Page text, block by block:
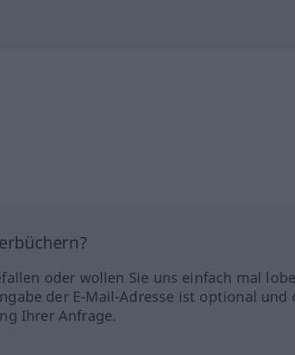
oder wollen Sie uns einfach mal
der E-Mail-Adresse ist optional und
Ihrer Anfrage.